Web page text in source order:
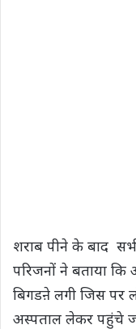
शराब पीने के बाद
परिजनों ने बताया
बिगडऩे लगी जिस पर
अस्पताल लेकर पहुंचे